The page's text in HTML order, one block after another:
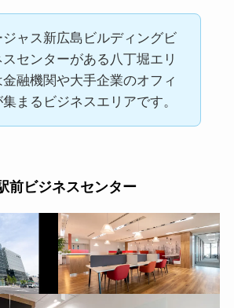
ジャス新広島ビルディングビ
スセンターがある八丁堀エリ
金融機関や大手企業のオフィ
集まるビジネスエリアです。
前ビジネスセンター